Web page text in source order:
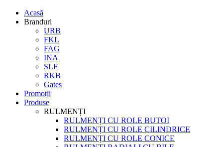
Acasă
Branduri
URB
FKL
FAG
INA
SLF
RKB
Gates
Promoții
Produse
RULMENȚI
RULMENȚI CU ROLE BUTOI
RULMENȚI CU ROLE CILINDRICE
RULMENȚI CU ROLE CONICE